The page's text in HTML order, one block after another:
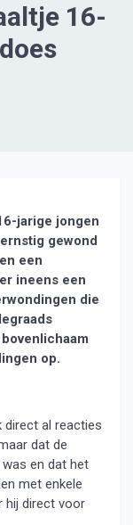
16-
jarige jongen
gewond
een
ineens een
die
op.
direct al reacties
dat de
en dat het
met enkele
hij direct voor